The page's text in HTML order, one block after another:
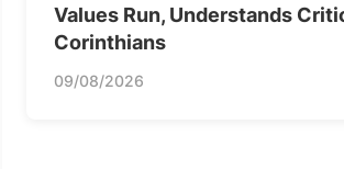
Values Run, Understands
Corinthians
09/08/2026